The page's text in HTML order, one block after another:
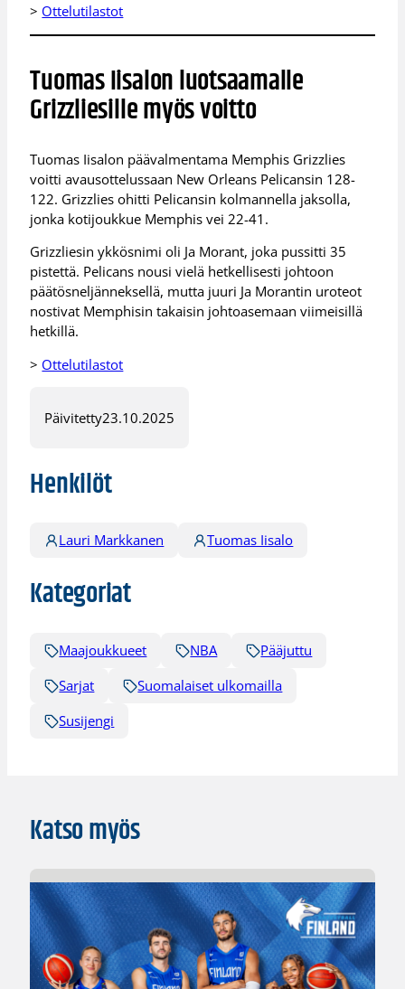
> Ottelutilastot
Tuomas Iisalon luotsaamalle
Grizzliesille myös voitto
Tuomas Iisalon päävalmentama Memphis Grizzlies
voitti avausottelussaan New Orleans Pelicansin 128-
122. Grizzlies ohitti Pelicansin kolmannella jaksolla,
jonka kotijoukkue Memphis vei 22-41.
Grizzliesin ykkösnimi oli Ja Morant, joka pussitti 35
pistettä. Pelicans nousi vielä hetkellisesti johtoon
päätösneljänneksellä, mutta juuri Ja Morantin uroteot
nostivat Memphisin takaisin johtoasemaan viimeisillä
hetkillä.
> Ottelutilastot
Päivitetty23.10.2025
Henkilöt
Lauri Markkanen Tuomas Iisalo
Kategoriat
Maajoukkueet NBA
Pääjuttu
Sarjat
Suomalaiset ulkomailla
Susijengi
Katso myös